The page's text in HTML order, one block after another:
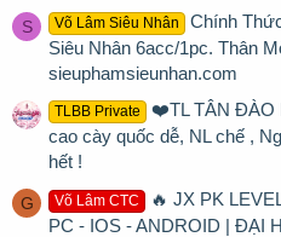
S Võ Lâm Siêu Nhân
Chính
Siêu Nhân 6acc/1pc. Thân
sieuphamsieunhan.com
TLBB Private
❤️TL TÂN ĐÀO
cao cày quốc dễ, NL chế ,
hết !
G Võ Lâm CTC
🔥 JX PK
PC - IOS - ANDROID | ĐẠI